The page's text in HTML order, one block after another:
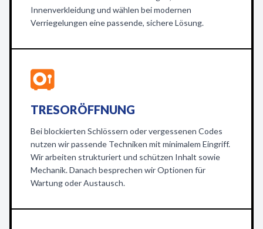
Innenverkleidung und wählen bei modernen
Verriegelungen eine passende, sichere Lösung.
TRESORÖFFNUNG
Bei blockierten Schlössern oder vergessenen Codes
nutzen wir passende Techniken mit minimalem Eingriff.
Wir arbeiten strukturiert und schützen Inhalt sowie
Mechanik. Danach besprechen wir Optionen für
Wartung oder Austausch.